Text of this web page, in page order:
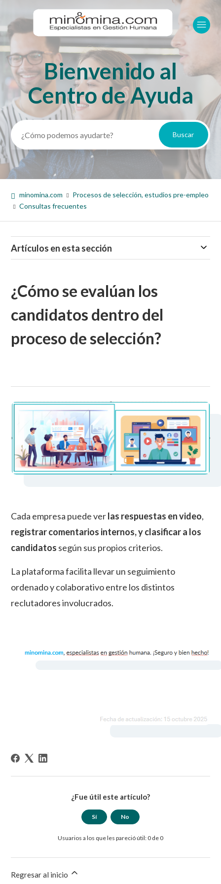
BúsquedaBienvenido al
Centro de Ayuda
minomina.com
Procesos de selección, estudios pre-empleo
Consultas frecuentes
Artículos en esta sección
¿Cómo se evalúan los
candidatos dentro del
proceso de selección?
Cada empresa puede verlas respuestas en video,
registrar comentarios internos, y clasificar a los
candidatos según sus propios criterios.
La plataforma facilita llevar un seguimiento
ordenado y colaborativo entre los distintos
reclutadores involucrados.
¿Fue útil este artículo?
Sí No
Usuarios a los que les pareció útil: 0 de 0
Regresar al inicio